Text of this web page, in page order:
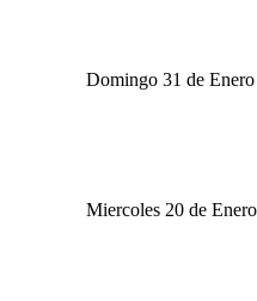
Domingo 31 de Enero
Miercoles 20 de